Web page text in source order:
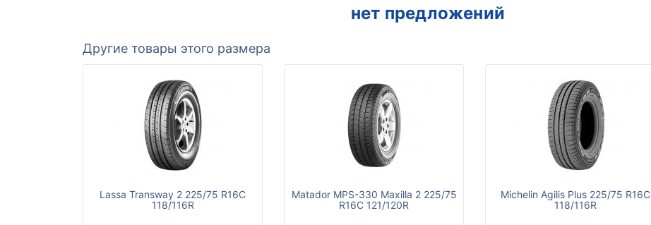
нет предложений
Другие товары этого размера
Lassa Transway 2 225/75 R16C
118/116R
Matador MPS-330 Maxilla 2 225/75
R16C 121/120R
Michelin Agilis Plus 225/75 R16C
118/116R